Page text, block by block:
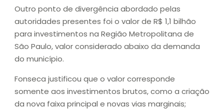
Outro ponto de divergência abordado pelas
autoridades presentes foi o valor de R$ 1,1 bilhão
para investimentos na Região Metropolitana de
São Paulo, valor considerado abaixo da demanda
do município.
Fonseca justificou que o valor corresponde
somente aos investimentos brutos, como a criação
da nova faixa principal e novas vias marginais;